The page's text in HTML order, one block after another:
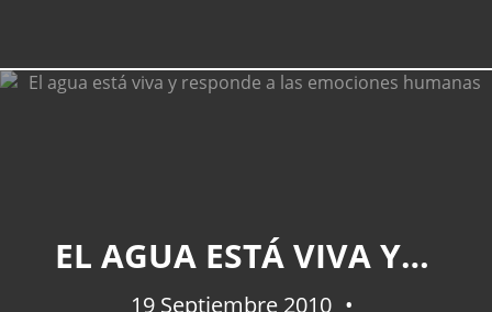
EL AGUA ESTÁ VIVA Y RESPONDE A LAS EMOCIONES HUMANAS
19 Septiembre 2010